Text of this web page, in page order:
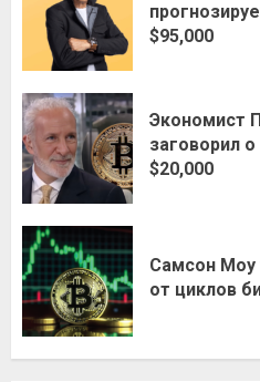
$95,000
Экономист
заговорил
$20,000
Самсон Моу
от циклов